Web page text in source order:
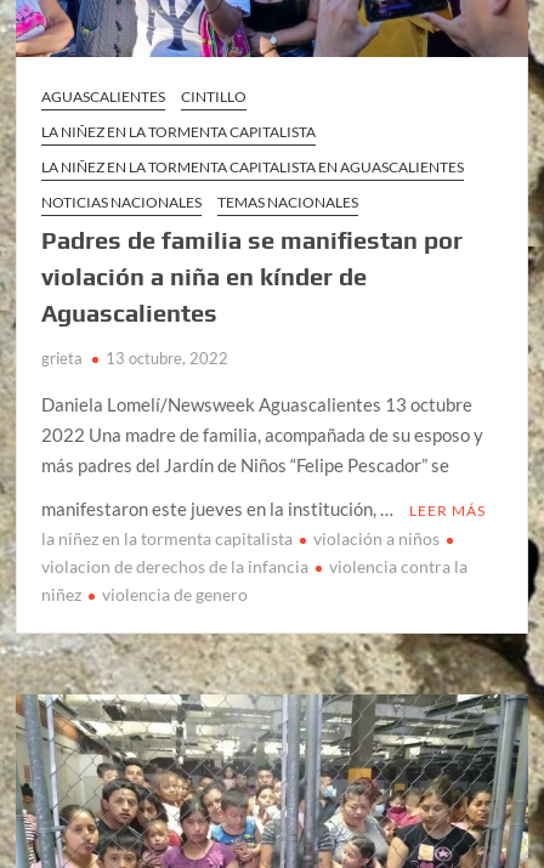
AGUASCALIENTES
CINTILLO
LA NIÑEZ EN LA TORMENTA CAPITALISTA
LA NIÑEZ EN LA TORMENTA CAPITALISTA EN AGUASCALIENTES
NOTICIAS NACIONALES
TEMAS NACIONALES
Padres de familia se manifiestan por
violación a niña en kínder de
Aguascalientes
grieta 13 octubre, 2022
Daniela Lomelí/Newsweek Aguascalientes 13 octubre
2022 Una madre de familia, acompañada de su esposo y
más padres del Jardín de Niños “Felipe Pescador” se
manifestaron este jueves en la institución, …
LEER MÁS
la niñez en la tormenta capitalista
violación a niños
violacion de derechos de la infancia
violencia contra la
niñez
violencia de genero